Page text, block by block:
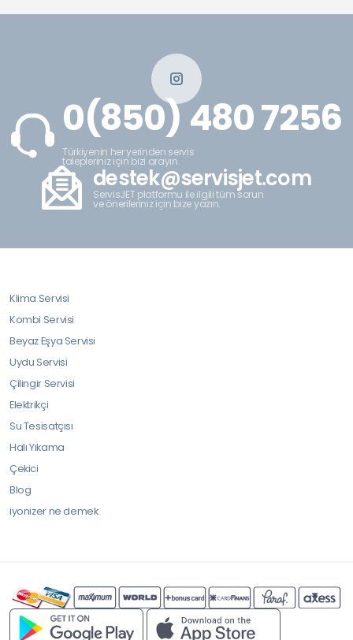
0(850) 480 7256
Türkiyenin her yerinden servis
talepleriniz için bizi arayın.
destek@servisjet.com
ServisJET platformu ile ilgili tüm sorun
ve önerileriniz için bize yazın.
Klima Servisi
Kombi Servisi
Beyaz Eşya Servisi
Uydu Servisi
Çilingir Servisi
Elektrikçi
Su Tesisatçısı
Halı Yıkama
Çekici
Blog
iyonizer ne demek